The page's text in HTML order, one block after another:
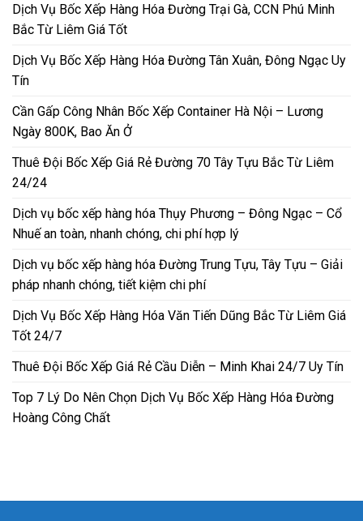
Dịch Vụ Bốc Xếp Hàng Hóa Đường Trại Gà, CCN Phú Minh
Bắc Từ Liêm Giá Tốt
Dịch Vụ Bốc Xếp Hàng Hóa Đường Tân Xuân, Đông Ngạc Uy
Tín
Cần Gấp Công Nhân Bốc Xếp Container Hà Nội – Lương
Ngày 800K, Bao Ăn Ở
Thuê Đội Bốc Xếp Giá Rẻ Đường 70 Tây Tựu Bắc Từ Liêm
24/24
Dịch vụ bốc xếp hàng hóa Thụy Phương – Đông Ngạc – Cổ
Nhuế an toàn, nhanh chóng, chi phí hợp lý
Dịch vụ bốc xếp hàng hóa Đường Trung Tựu, Tây Tựu – Giải
pháp nhanh chóng, tiết kiệm chi phí
Dịch Vụ Bốc Xếp Hàng Hóa Văn Tiến Dũng Bắc Từ Liêm Giá
Tốt 24/7
Thuê Đội Bốc Xếp Giá Rẻ Cầu Diễn – Minh Khai 24/7 Uy Tín
Top 7 Lý Do Nên Chọn Dịch Vụ Bốc Xếp Hàng Hóa Đường
Hoàng Công Chất